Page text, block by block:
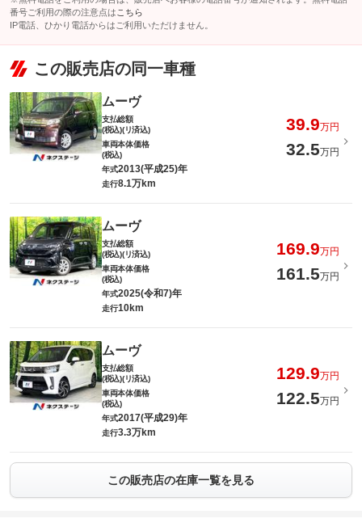
番号ご利用の際の注意点は こちら
IP電話、ひかり電話からはご利用いただけません。
この販売店の同一車種
ムーヴ
支払総額
(税込)(リ済込)
39.9万円
車両本体価格
(税込)
32.5万円
年式2013(平成25)年
走行8.1万km
ムーヴ
支払総額
(税込)(リ済込)
169.9万円
車両本体価格
(税込)
161.5万円
年式2025(令和7)年
走行10km
ムーヴ
支払総額
(税込)(リ済込)
129.9万円
車両本体価格
(税込)
122.5万円
年式2017(平成29)年
走行3.3万km
この販売店の在庫一覧を見る